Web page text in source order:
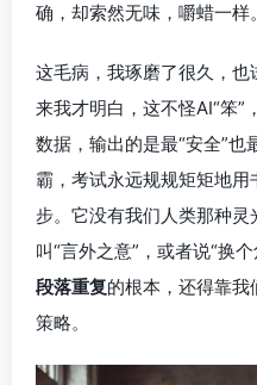
确，却索然无味，嚼蜡一样。
这毛病，我琢磨了很久，也
来我才明白，这不怪AI“笨”
数据，输出的是最“安全”也
霸，考试永远规规矩矩地
步。它没有我们人类那种灵
叫“言外之意”，或者说“换
段落重复的根本，还得靠
策略。